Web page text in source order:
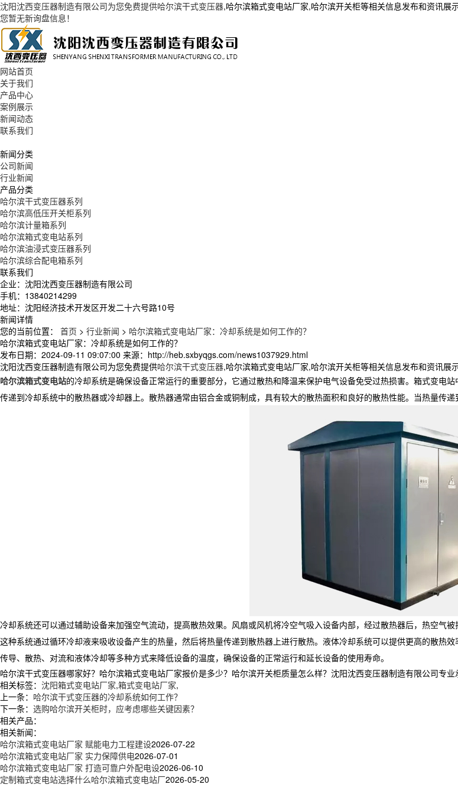
沈阳沈西变压器制造有限公司为您免费提供哈尔滨干式变压器,哈尔滨箱式变电站厂家,哈尔滨开关柜等相关信息发布和资讯展
您暂无新询盘信息！
网站首页
关于我们
产品中心
案例展示
新闻动态
联系我们
新闻分类
公司新闻
行业新闻
产品分类
哈尔滨干式变压器系列
哈尔滨高低压开关柜系列
哈尔滨计量箱系列
哈尔滨箱式变电站系列
哈尔滨油浸式变压器系列
哈尔滨综合配电箱系列
联系我们
企业：沈阳沈西变压器制造有限公司
手机：13840214299
地址：沈阳经济技术开发区开发二十六号路10号
新闻详情
您的当前位置： 首页 > 行业新闻 > 哈尔滨箱式变电站厂家：冷却系统是如何工作的？
哈尔滨箱式变电站厂家：冷却系统是如何工作的？
发布日期： 2024-09-11 09:07:00 来源： http://heb.sxbyqgs.com/news1037929.html
沈阳沈西变压器制造有限公司为您免费提供哈尔滨干式变压器,哈尔滨箱式变电站厂家,哈尔滨开关柜等相关信息发布和资讯展
哈尔滨箱式变电站的冷却系统是确保设备正常运行的重要部分，它通过散热和降温来保护电气设备免受过热损害。箱式变电
传递到冷却系统中的散热器或冷却器上。散热器通常由铝合金或铜制成，具有较大的散热面积和良好的散热性能。当热量传
冷却系统还可以通过辅助设备来加强空气流动，提高散热效果。风扇或风机将冷空气吸入设备内部，经过散热器后，热空气
这种系统通过循环冷却液来吸收设备产生的热量，然后将热量传递到散热器上进行散热。液体冷却系统可以提供更高的散热
传导、散热、对流和液体冷却等多种方式来降低设备的温度，确保设备的正常运行和延长设备的使用寿命。
哈尔滨干式变压器哪家好？哈尔滨箱式变电站厂家报价是多少？哈尔滨开关柜质量怎么样？沈阳沈西变压器制造有限公司专
相关标签： 沈阳箱式变电站厂家,箱式变电站厂家,
上一条： 哈尔滨干式变压器的冷却系统如何工作？
下一条： 选购哈尔滨开关柜时，应考虑哪些关键因素？
相关产品：
相关新闻：
哈尔滨箱式变电站厂家 赋能电力工程建设2026-07-22
哈尔滨箱式变电站厂家 实力保障供电2026-07-01
哈尔滨箱式变电站厂家 打造可靠户外配电设2026-06-10
定制箱式变电站选择什么哈尔滨箱式变电站厂2026-05-20